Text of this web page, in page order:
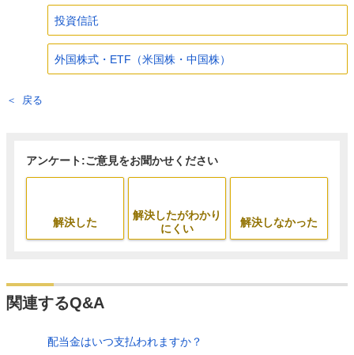
投資信託
外国株式・ETF（米国株・中国株）
戻る
アンケート:ご意見をお聞かせください
解決した
解決したがわかり
にくい
解決しなかった
関連するQ&A
配当金はいつ支払われますか？